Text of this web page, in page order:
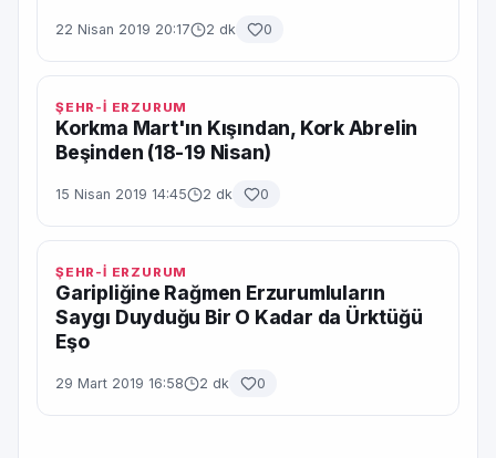
22 Nisan 2019 20:17 2 dk 0
ŞEHR-İ ERZURUM
Korkma Mart'ın Kışından, Kork Abrelin
Beşinden (18-19 Nisan)
15 Nisan 2019 14:45 2 dk 0
ŞEHR-İ ERZURUM
Garipliğine Rağmen Erzurumluların
Saygı Duyduğu Bir O Kadar da Ürktüğü
Eşo
29 Mart 2019 16:58 2 dk 0